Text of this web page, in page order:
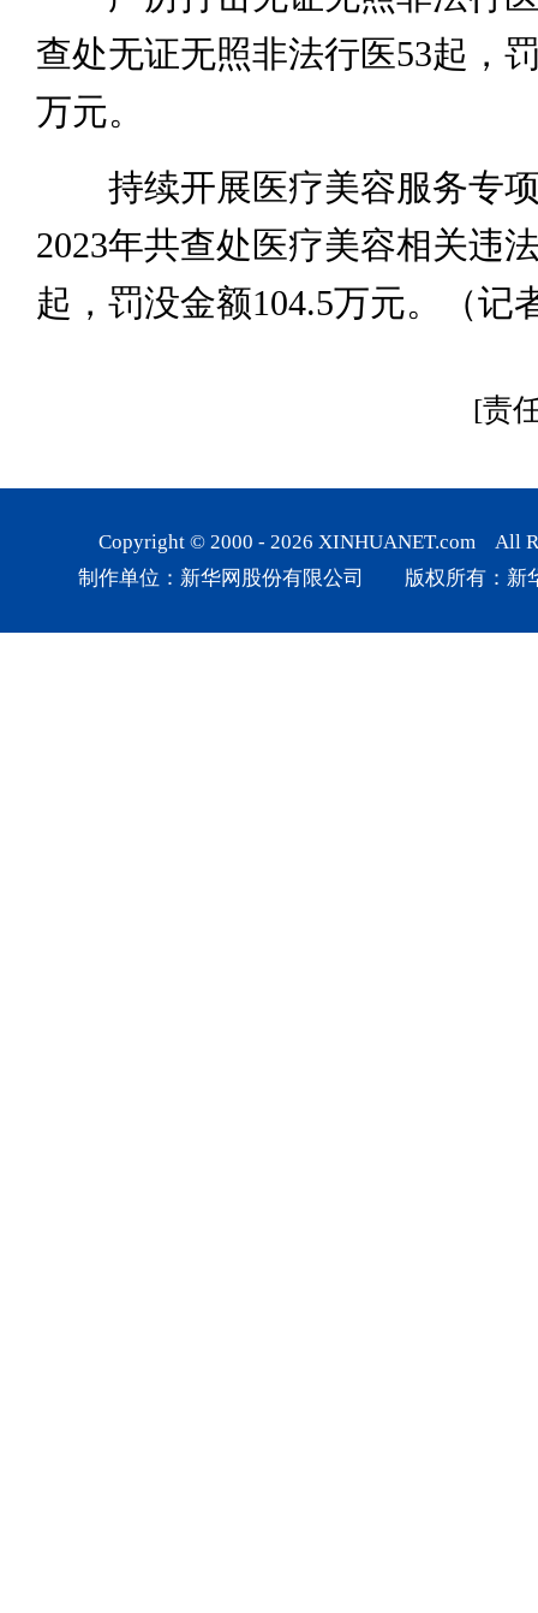
查处无证无照非法行医53起，
万元。
持续开展医疗美容服务专项
2023年共查处医疗美容相关违
起，罚没金额104.5万元。（
[责
Copyright © 2000 - 2026 XINHUANET.com All
制作单位：新华网股份有限公司 版权所有：新